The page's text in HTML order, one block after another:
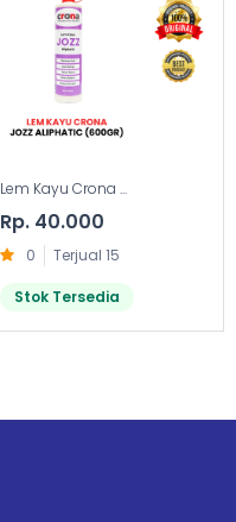
Lem Kayu Crona ...
Rp. 40.000
0 Terjual 15
Stok Tersedia